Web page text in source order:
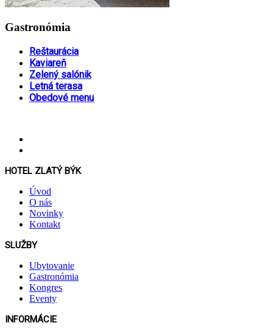
Gastronómia
Reštaurácia
Kaviareň
Zelený salónik
Letná terasa
Obedové menu
HOTEL ZLATÝ BÝK
Úvod
O nás
Novinky
Kontakt
SLUŽBY
Ubytovanie
Gastronómia
Kongres
Eventy
INFORMÁCIE